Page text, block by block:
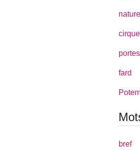
nature
portes
fard
bref